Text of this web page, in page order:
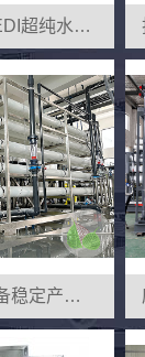
化工厂防爆型EDI超纯水设备
50吨超纯水设备稳定产水18.25兆欧